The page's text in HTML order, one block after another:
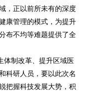
，正以前所未有的深度
康管理的模式，为提升
布不均等难题提供了全
制改革、提升区域医
科研人员，要以此次名
把握科技发展大势，积